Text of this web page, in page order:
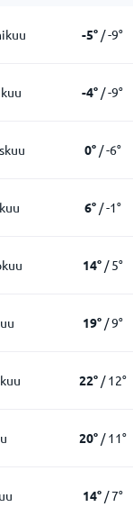
-5° /-9°
-4° /-9°
0°/-6°
6°/-1°
14°/5°
19°/9°
22°/12°
20°/11°
14°/7°